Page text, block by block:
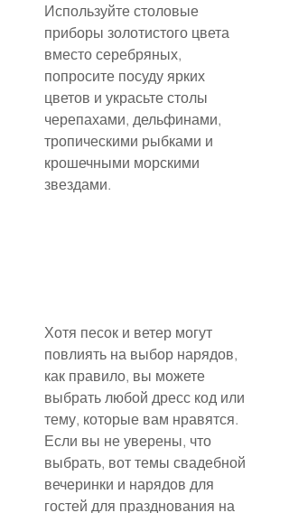
Используйте столовые
приборы золотистого цвета
вместо серебряных,
попросите посуду ярких
цветов и украсьте столы
черепахами, дельфинами,
тропическими рыбками и
крошечными морскими
звездами.
Хотя песок и ветер могут
повлиять на выбор нарядов,
как правило, вы можете
выбрать любой дресс код или
тему, которые вам нравятся.
Если вы не уверены, что
выбрать, вот темы свадебной
вечеринки и нарядов для
гостей для празднования на